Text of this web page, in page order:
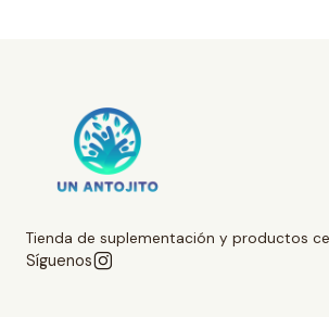
Tienda de suplementación y productos
Síguenos